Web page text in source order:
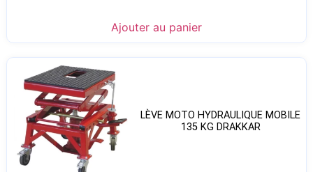
Ajouter au panier
LÈVE MOTO HYDRAULIQUE MOBILE
135 KG DRAKKAR